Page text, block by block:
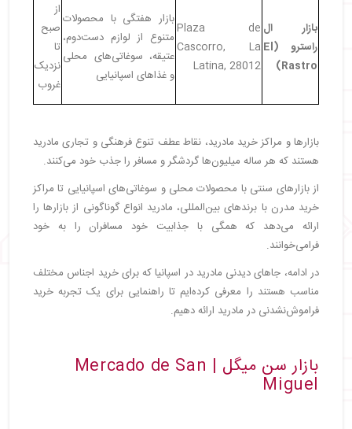
بازار ال
راسترو
(El
Rastro)
Plaza de
Cascorro, La
Latina, 28012
بازار هفتگی با محصولات
متنوع از لوازم دست‌دوم،
عتیقه، سوغاتی‌های محلی
و غذاهای اسپانیایی
از
صبح
تا
نزدیک
غروب
بازارها و مراکز خرید مادرید، نقاط عطف تنوع فرهنگی و تجاری مادرید
هستند که هر ساله میلیون‌ها گردشگر و مسافر را جذب خود می‌کنند.
از بازارهای سنتی با محصولات محلی و سوغاتی‌های اسپانیایی تا مراکز
خرید مدرن با برندهای بین‌المللی، مادرید انواع گوناگونی از بازارها را
ارائه می‌دهد که همگی با جذابیت خود مسافران را به خود
فرامی‌خوانند.
در ادامه، جاهای دیدنی مادرید در اسپانیا که برای خرید اجناس مختلف
مناسب هستند را معرفی کرده‌ایم تا راهنمایی برای یک تجربه خرید
فراموش‌نشدنی در مادرید ارائه دهیم.
بازار سن میگل | Mercado de San
Miguel